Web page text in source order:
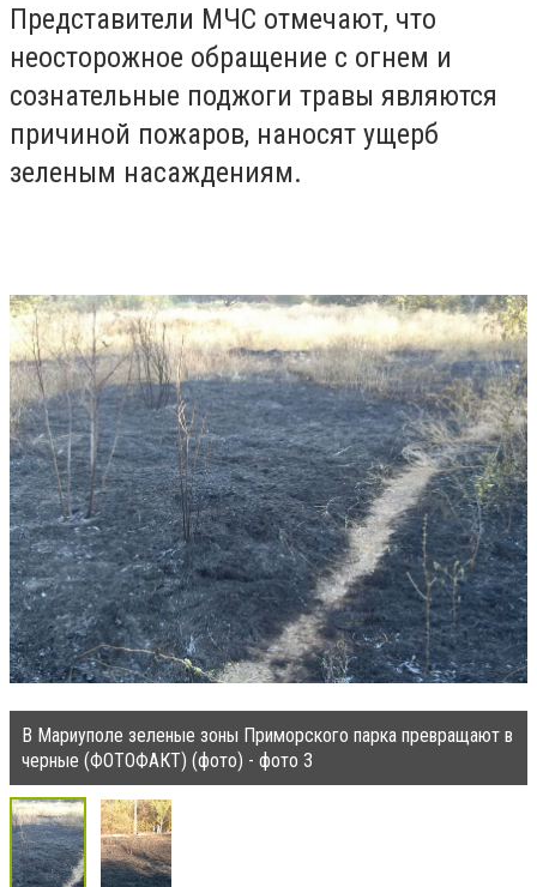
Представители МЧС отмечают, что
неосторожное обращение с огнем и
сознательные поджоги травы являются
причиной пожаров, наносят ущерб
зеленым насаждениям.
В Мариуполе зеленые зоны Приморского парка превращают в
черные (ФОТОФАКТ) (фото) - фото 3